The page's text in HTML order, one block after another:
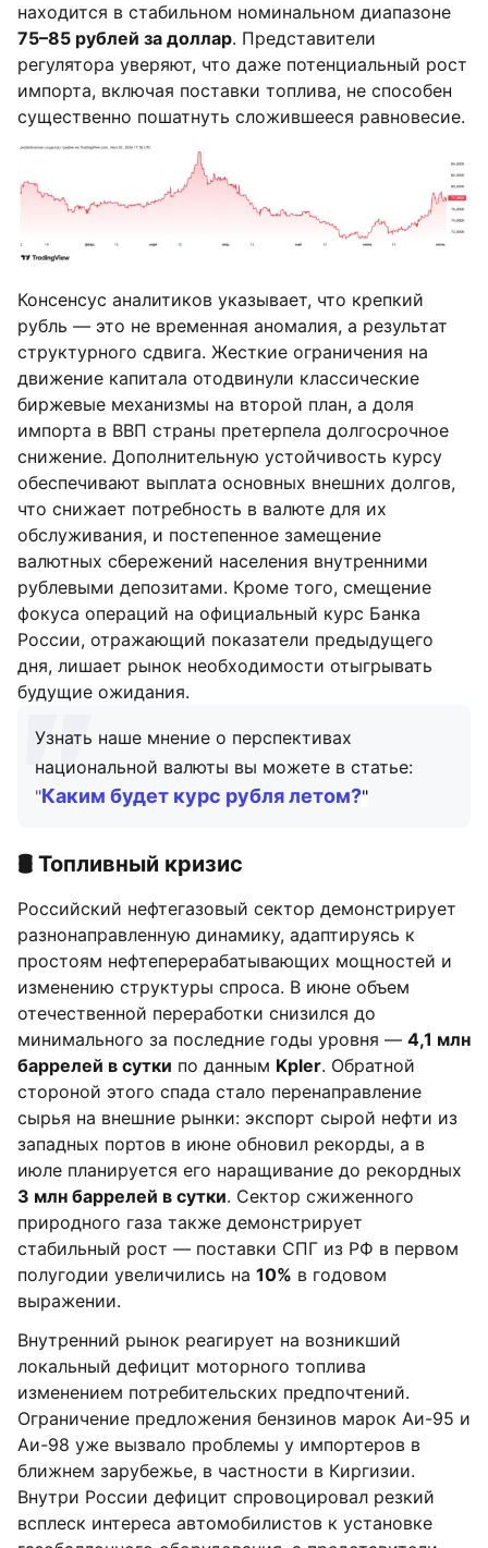
находится в стабильном номинальном диапазоне
75–85 рублей за доллар. Представители
регулятора уверяют, что даже потенциальный рост
импорта, включая поставки топлива, не способен
существенно пошатнуть сложившееся равновесие.
Консенсус аналитиков указывает, что крепкий
рубль — это не временная аномалия, а результат
структурного сдвига. Жесткие ограничения на
движение капитала отодвинули классические
биржевые механизмы на второй план, а доля
импорта в ВВП страны претерпела долгосрочное
снижение. Дополнительную устойчивость курсу
обеспечивают выплата основных внешних долгов,
что снижает потребность в валюте для их
обслуживания, и постепенное замещение
валютных сбережений населения внутренними
рублевыми депозитами. Кроме того, смещение
фокуса операций на официальный курс Банка
России, отражающий показатели предыдущего
дня, лишает рынок необходимости отыгрывать
будущие ожидания.
Узнать наше мнение о перспективах
национальной валюты вы можете в статье:
"Каким будет курс рубля летом?"
🛢️ Топливный кризис
Российский нефтегазовый сектор демонстрирует
разнонаправленную динамику, адаптируясь к
простоям нефтеперерабатывающих мощностей и
изменению структуры спроса. В июне объем
отечественной переработки снизился до
минимального за последние годы уровня — 4,1 млн
баррелей в сутки по данным Kpler. Обратной
стороной этого спада стало перенаправление
сырья на внешние рынки: экспорт сырой нефти из
западных портов в июне обновил рекорды, а в
июле планируется его наращивание до рекордных
3 млн баррелей в сутки. Сектор сжиженного
природного газа также демонстрирует
стабильный рост — поставки СПГ из РФ в первом
полугодии увеличились на 10% в годовом
выражении.
Внутренний рынок реагирует на возникший
локальный дефицит моторного топлива
изменением потребительских предпочтений.
Ограничение предложения бензинов марок Аи-95 и
Аи-98 уже вызвало проблемы у импортеров в
ближнем зарубежье, в частности в Киргизии.
Внутри России дефицит спровоцировал резкий
всплеск интереса автомобилистов к установке